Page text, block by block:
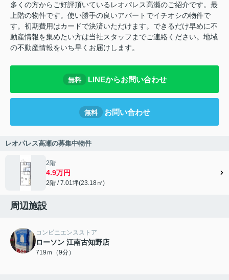
多くの方からご好評頂いているレオパレス高瀬のご紹介です。最
上階の物件です。使い勝手の良いアパートでイチオシの物件で
す。初期費用はカードで決済いただけます。できるだけ早めに不
動産情報を集めたい方は当社スタッフまでご連絡ください。地域
の不動産情報をいち早くお届けします。
無料 LINEからお問い合わせ
無料 お問い合わせ
レオパレス高瀬の募集中物件
2階
4.9万円
2階 / 7.01坪(23.18㎡)
周辺施設
コンビニエンスストア
ローソン 江南古知野店
719ｍ（9分）